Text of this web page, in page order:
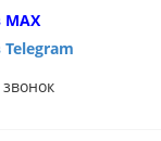
MAX